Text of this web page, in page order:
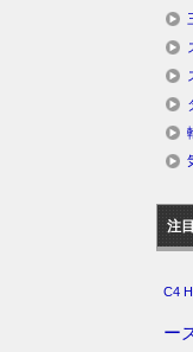
注
C4
ー